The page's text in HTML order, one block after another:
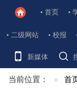
首页
二级网站 校报
新媒体
当前位置： 首